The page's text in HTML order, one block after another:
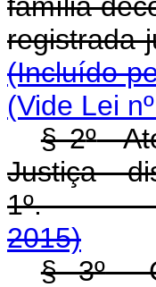
(Incluído
(Vide Lei
§ 2ºAto
Justiça
1º
2015)
§ 3º